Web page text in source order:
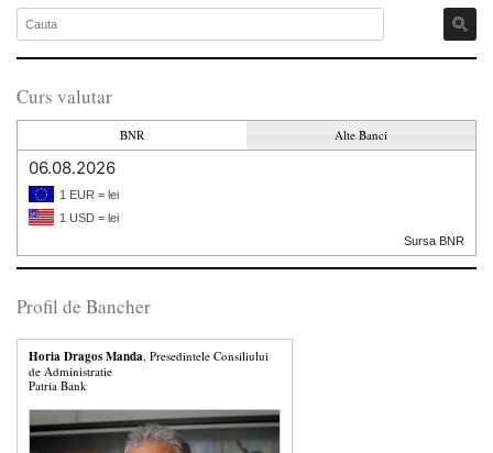
Curs valutar
BNR Alte Banci
06.08.2026
1 EUR = lei
1 USD = lei
Sursa BNR
Profil de Bancher
Horia Dragos Manda , Presedintele Consiliului
de Administratie
Patria Bank